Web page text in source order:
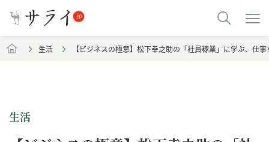
生活 【ビジネスの極意】松下幸之助の「社員稼業」に学ぶ、仕
生活